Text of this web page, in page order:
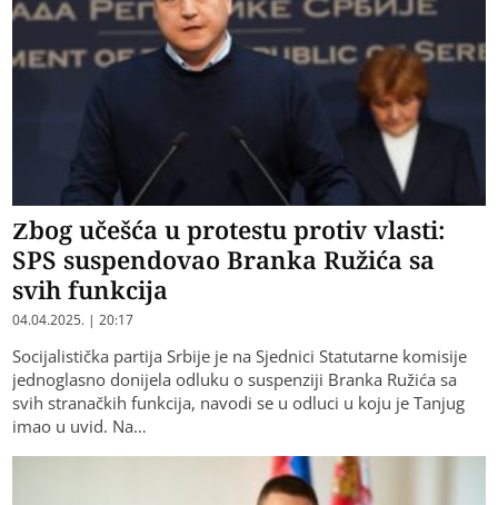
Zbog učešća u protestu protiv vlasti:
SPS suspendovao Branka Ružića sa
svih funkcija
04.04.2025. | 20:17
Socijalistička partija Srbije je na Sjednici Statutarne komisije
jednoglasno donijela odluku o suspenziji Branka Ružića sa
svih stranačkih funkcija, navodi se u odluci u koju je Tanjug
imao u uvid. Na…